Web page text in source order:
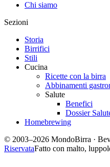
Chi siamo
Sezioni
Storia
Birrifici
Stili
Cucina
Ricette con la birra
Abbinamenti
Salute
Benefici
Dossier
Homebrewing
© 2003–2026 MondoBirra ·
RiservataFatto con malto,